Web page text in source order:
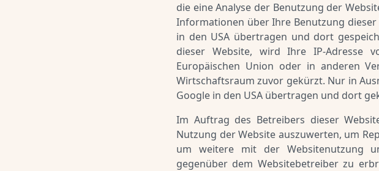
die eine Analyse der Benutzung der
Informationen über Ihre Benutzung
in den USA übertragen und dort
dieser Website, wird Ihre IP-Adresse
Europäischen Union oder in anderen
Wirtschaftsraum zuvor gekürzt. Nur in
Google in den USA übertragen und dort
Im Auftrag des Betreibers dieser
Nutzung der Website auszuwerten, um
um weitere mit der Websitenutzung
gegenüber dem Websitebetreiber zu